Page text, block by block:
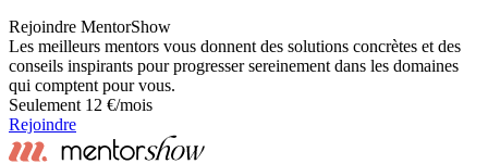
Rejoindre MentorShow
Les meilleurs mentors vous donnent des solutions concrètes et des
conseils inspirants pour progresser sereinement dans les domaines
qui comptent pour vous.
Seulement 12 €/mois
Rejoindre